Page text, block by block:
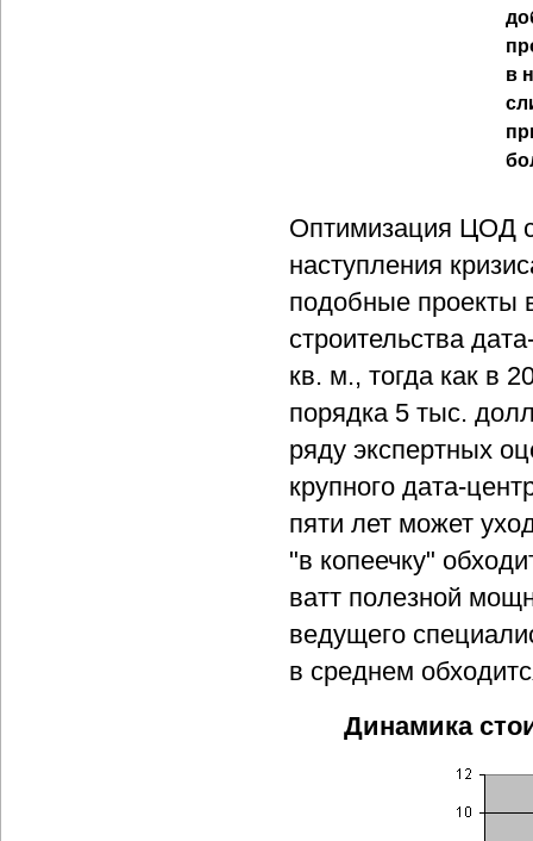
в
Оптимизация ЦОД
наступления
подобные проекты
строительства
кв. м., тогда как в
порядка 5 тыс.
ряду экспертных
крупного дата-
пяти лет может
"в копеечку"
ватт полезной
ведущего
в среднем
Динамика